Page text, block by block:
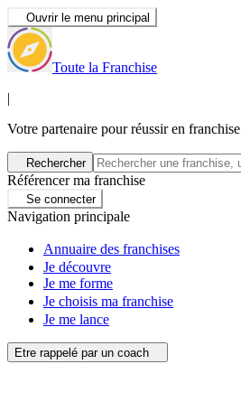
Ouvrir le menu principal
Toute la Franchise
|
Votre partenaire pour réussir en franchise
Rechercher
Référencer ma franchise
Se connecter
Navigation principale
Annuaire des franchises
Je découvre
Je me forme
Je choisis ma franchise
Je me lance
Etre rappelé par un coach